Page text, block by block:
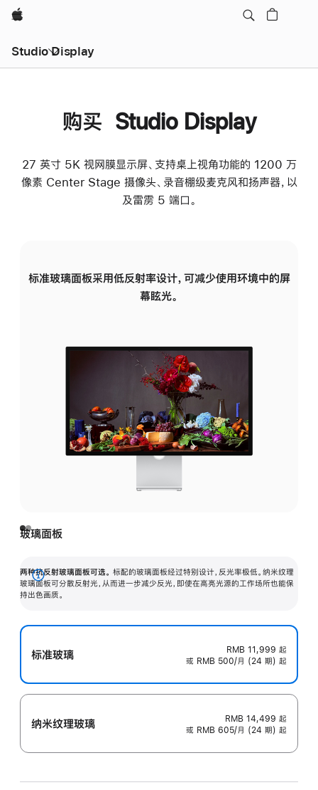
Apple
Studio Display
购买 Studio Display
27 英寸 5K 视网膜显示屏、支持桌上视角功能的 1200 万
像素 Center Stage 摄像头、录音棚级麦克风和扬声器，以
及雷雳 5 端口。
标准玻璃面板采用低反射率设计，可减少使用环境中的屏
幕眩光。
玻璃面板
两种抗反射玻璃面板可选。 标配的玻璃面板经过特别设计，反光率极低。纳米纹理
玻璃面板可分散反射光，从而进一步减少反光，即使在高亮光源的工作场所也能保
持出色画质。
展
开
标准玻璃 RMB 11,999 起
或 RMB 500/月 (24 期) 起
纳米纹理玻璃 RMB 14,499 起
或 RMB 605/月 (24 期) 起